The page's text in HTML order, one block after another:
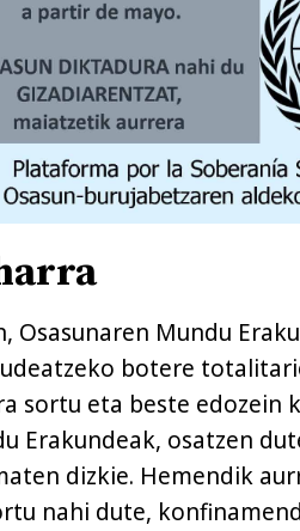
Osasunaren Mundu
botere
sortu eta beste edozein
Erakundeak, osatzen
dizkie. Hemendik
nahi dute,